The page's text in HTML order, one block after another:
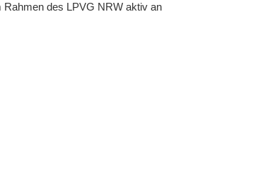
Rahmen des LPVG NRW aktiv an